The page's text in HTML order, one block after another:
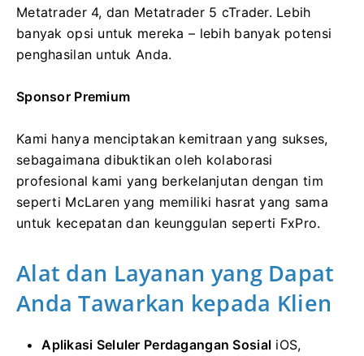
Metatrader 4, dan Metatrader 5 cTrader. Lebih
banyak opsi untuk mereka – lebih banyak potensi
penghasilan untuk Anda.
Sponsor Premium
Kami hanya menciptakan kemitraan yang sukses,
sebagaimana dibuktikan oleh kolaborasi
profesional kami yang berkelanjutan dengan tim
seperti McLaren yang memiliki hasrat yang sama
untuk kecepatan dan keunggulan seperti FxPro.
Alat dan Layanan yang Dapat
Anda Tawarkan kepada Klien
Aplikasi Seluler Perdagangan Sosial iOS,